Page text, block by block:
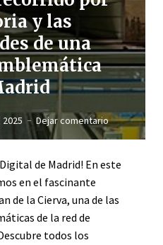
y las
de una
Dejar comentario
de Madrid! En este
en el fascinante
de la Cierva, una de las
de la red de
todos los